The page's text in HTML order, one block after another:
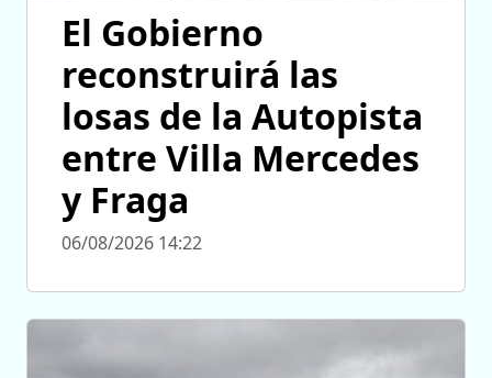
El Gobierno
reconstruirá las
losas de la Autopista
entre Villa Mercedes
y Fraga
06/08/2026 14:22